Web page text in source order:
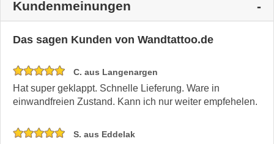
Kundenmeinungen
Das sagen Kunden von Wandtattoo.de
C. aus Langenargen
Hat super geklappt. Schnelle Lieferung. Ware in
einwandfreien Zustand. Kann ich nur weiter empfehelen.
S. aus Eddelak